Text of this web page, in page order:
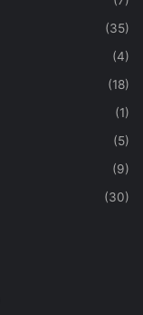
(35)
(4)
(18)
(1)
(5)
(9)
(30)